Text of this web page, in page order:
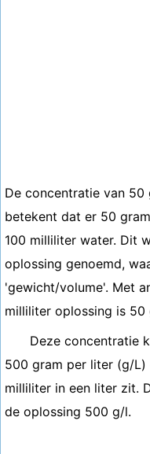
De concentratie van
betekent dat er 50
100 milliliter water. Dit
oplossing genoemd,
'gewicht/volume'. Met
milliliter oplossing is
Deze concentratie
500 gram per liter (g/L)
milliliter in een liter zit.
de oplossing 500 g/l.